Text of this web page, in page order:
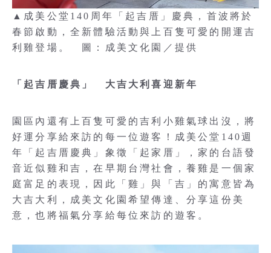
▲成美公堂140周年「起吉厝」慶典，首波將於
春節啟動，全新體驗活動與上百隻可愛的開運吉
利雞登場。 圖：成美文化園／提供
「起吉厝慶典」 大吉大利喜迎新年
園區內還有上百隻可愛的吉利小雞氣球出沒，將
好運分享給來訪的每一位遊客！成美公堂140週
年「起吉厝慶典」象徵「起家厝」，家的台語發
音近似雞和吉，在早期台灣社會，養雞是一個家
庭富足的表現，因此「雞」與「吉」的寓意皆為
大吉大利，成美文化園希望傳達、分享這份美
意，也將福氣分享給每位來訪的遊客。